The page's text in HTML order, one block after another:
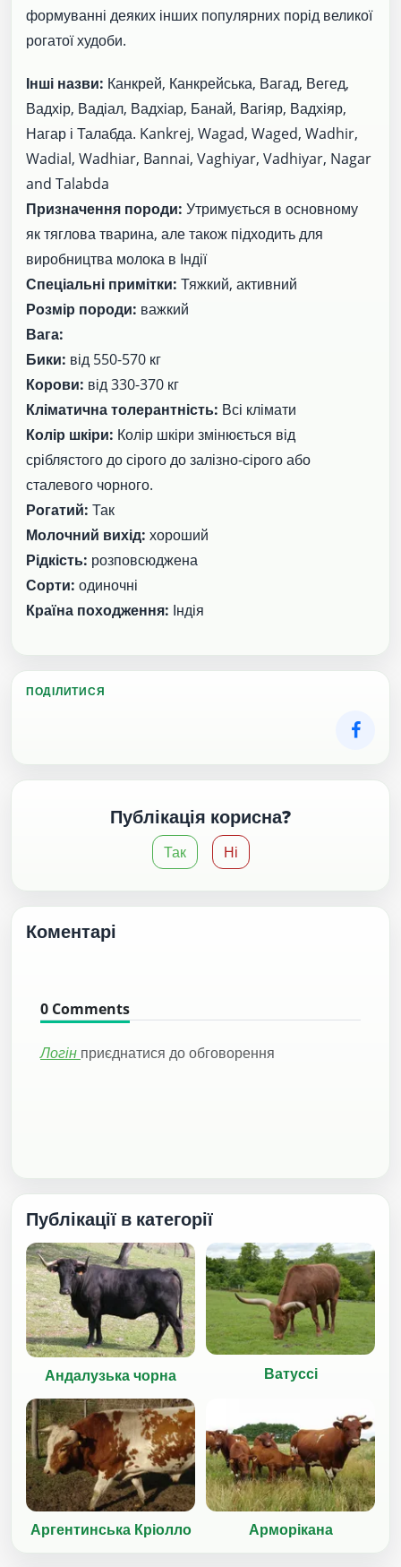
формуванні деяких інших популярних порід великої
рогатої худоби.
Інші назви: Канкрей, Канкрейська, Вагад, Вегед,
Вадхір, Вадіал, Вадхіар, Банай, Вагіяр, Вадхіяр,
Нагар і Талабда. Kankrej, Wagad, Waged, Wadhir,
Wadial, Wadhiar, Bannai, Vaghiyar, Vadhiyar, Nagar
and Talabda
Призначення породи: Утримується в основному
як тяглова тварина, але також підходить для
виробництва молока в Індії
Спеціальні примітки: Тяжкий, активний
Розмір породи: важкий
Вага:
Бики: від 550-570 кг
Корови: від 330-370 кг
Кліматична толерантність: Всі клімати
Колір шкіри: Колір шкіри змінюється від
сріблястого до сірого до залізно-сірого або
сталевого чорного.
Рогатий: Так
Молочний вихід: хороший
Рідкість: розповсюджена
Сорти: одиночні
Країна походження: Індія
ПОДІЛИТИСЯ
Публікація корисна?
Так Ні
Коментарі
0 Comments
Логін приєднатися до обговорення
Публікації в категорії
Андалузька чорна Ватуссі
Аргентинська Кріолло Арморікана